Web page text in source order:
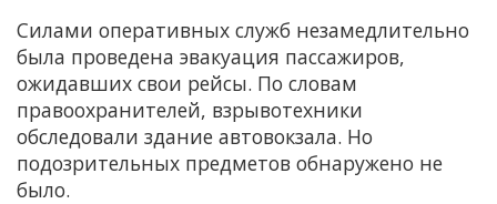
Силами оперативных служб незамедлительно
была проведена эвакуация пассажиров,
ожидавших свои рейсы. По словам
правоохранителей, взрывотехники
обследовали здание автовокзала. Но
подозрительных предметов обнаружено не
было.